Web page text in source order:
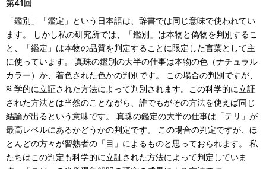
第41回
「鑑別」「鑑定」という日本語は、辞書では同じ意味で使われてい
ます。 しかし私の研究所では、「鑑別」は本物と偽物を判別するこ
と、「鑑定」は本物の品質を判定することに限定した言葉として主
に使っています。 真珠の鑑別の大半の仕事は本物の色（ナチュラル
カラー）か、着色された色かの判別です。 この場合の判別ですが、
科学的に立証された方法によって判別されます。この科学的に立証
された方法とは当然のことながら、誰でもがその方法を使えば同じ
結論が出るという意味です。 真珠の鑑定の大半の仕事は「テリ」が
最高レベルにあるかどうかの判定です。 この場合の判定ですが、ほ
とんどの方々が習熟者の「目」によるものと思っておられます。 私
たちはこの判定も科学的に立証された方法によって判定していま